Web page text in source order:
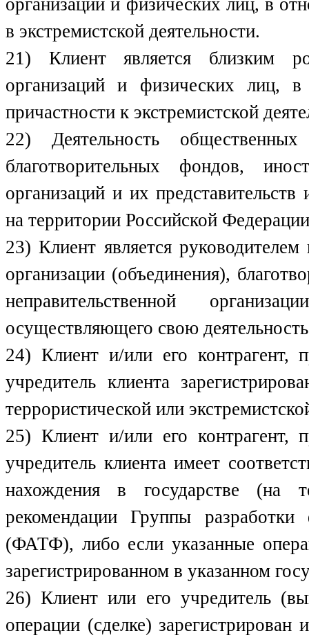
в экстремистской деятельности.
21) Клиент является близким
организаций и физических лиц,
причастности к экстремистской
22) Деятельность
благотворительных фондов,
организаций и их
на территории Российской
23) Клиент является
организации (объединения),
неправительственной
осуществляющего свою
24) Клиент и/или его контрагент,
учредитель клиента
террористической или
25) Клиент и/или его контрагент,
учредитель клиента имеет
нахождения в государстве (на
рекомендации Группы
(ФАТФ), либо если указанные
зарегистрированном в указанном
26) Клиент или его учредитель
операции (сделке) зарегистрирован